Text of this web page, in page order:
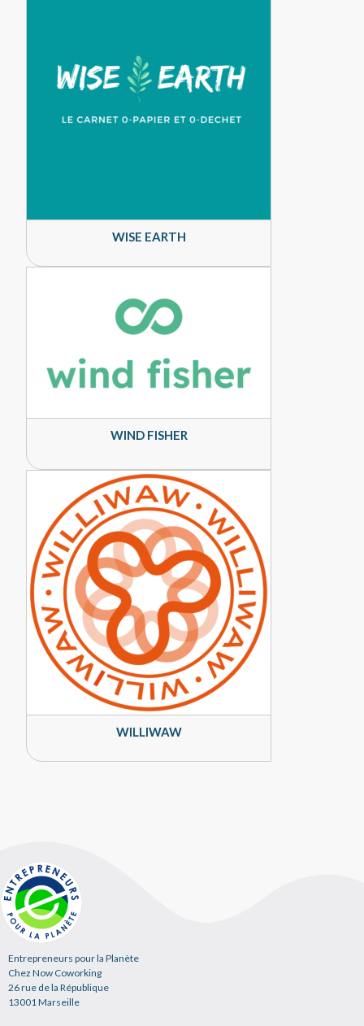
WISE EARTH
WIND FISHER
WILLIWAW
Entrepreneurs pour la Planète
Chez Now Coworking
26 rue de la République
13001 Marseille